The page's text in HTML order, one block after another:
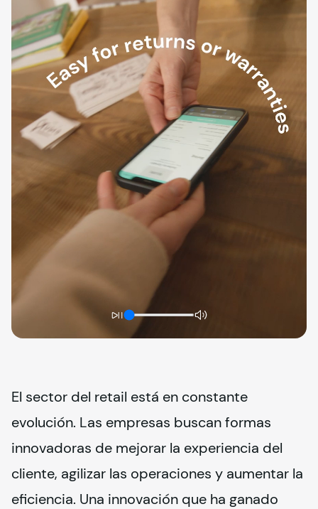
El sector del retail está en constante
evolución. Las empresas buscan formas
innovadoras de mejorar la experiencia del
cliente, agilizar las operaciones y aumentar la
eficiencia. Una innovación que ha ganado